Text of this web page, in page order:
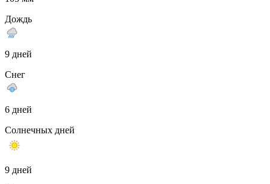
Дождь
9 дней
Снег
6 дней
Солнечных дней
9 дней